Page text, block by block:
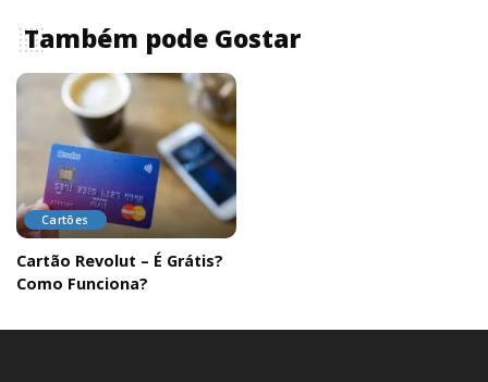
Também pode Gostar
Cartões
Cartão Revolut – É Grátis?
Como Funciona?